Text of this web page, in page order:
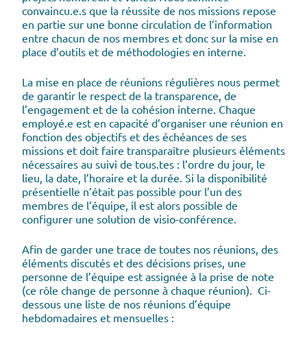
convaincu.e.s que la réussite de nos missions repose
en partie sur une bonne circulation de l’information
entre chacun de nos membres et donc sur la mise en
place d’outils et de méthodologies en interne.
La mise en place de réunions régulières nous permet
de garantir le respect de la transparence, de
l’engagement et de la cohésion interne. Chaque
employé.e est en capacité d’organiser une réunion en
fonction des objectifs et des échéances de ses
missions et doit faire transparaître plusieurs éléments
nécessaires au suivi de tous.tes : l’ordre du jour, le
lieu, la date, l’horaire et la durée. Si la disponibilité
présentielle n’était pas possible pour l’un des
membres de l’équipe, il est alors possible de
configurer une solution de visio-conférence.
Afin de garder une trace de toutes nos réunions, des
éléments discutés et des décisions prises, une
personne de l’équipe est assignée à la prise de note
(ce rôle change de personne à chaque réunion). Ci-
dessous une liste de nos réunions d’équipe
hebdomadaires et mensuelles :